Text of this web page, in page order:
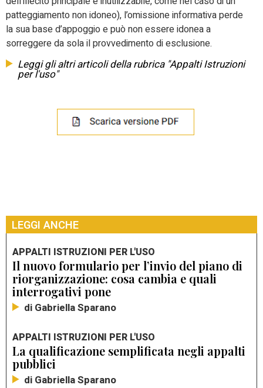
patteggiamento non idoneo), l’omissione informativa perde
la sua base d’appoggio e può non essere idonea a
sorreggere da sola il provvedimento di esclusione.
Leggi gli altri articoli della rubrica "Appalti Istruzioni
per l'uso"
LEGGI ANCHE
APPALTI ISTRUZIONI PER L'USO
Il nuovo formulario per l’invio del piano di
riorganizzazione: cosa cambia e quali
interrogativi pone
di Gabriella Sparano
APPALTI ISTRUZIONI PER L'USO
La qualificazione semplificata negli appalti
pubblici
di Gabriella Sparano